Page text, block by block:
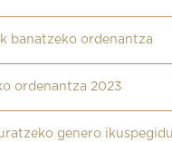
banatzeko ordenantza
ordenantza 2023
genero